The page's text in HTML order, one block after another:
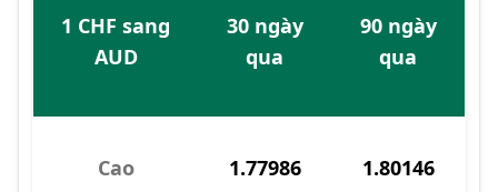
1 CHF sang
AUD
30 ngày
qua
90 ngày
qua
Cao 1.77986 1.80146